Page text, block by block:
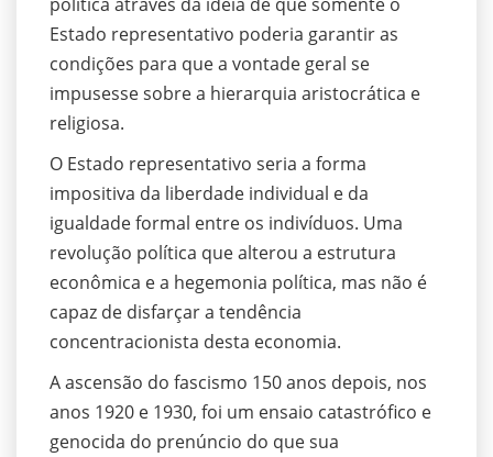
Estado representativo poderia garantir as
condições para que a vontade geral se
impusesse sobre a hierarquia aristocrática e
religiosa.
O Estado representativo seria a forma
impositiva da liberdade individual e da
igualdade formal entre os indivíduos. Uma
revolução política que alterou a estrutura
econômica e a hegemonia política, mas não é
capaz de disfarçar a tendência
concentracionista desta economia.
A ascensão do fascismo 150 anos depois, nos
anos 1920 e 1930, foi um ensaio catastrófico e
genocida do prenúncio do que sua